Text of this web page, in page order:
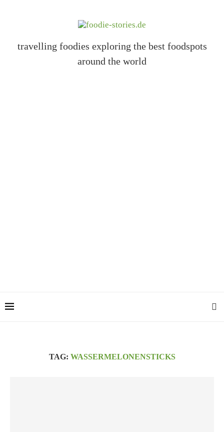
travelling foodies exploring the best foodspots
around the world
TAG: WASSERMELONENSTICKS